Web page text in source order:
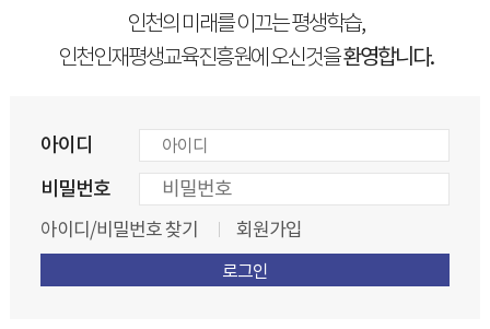
인천의 미래를 이끄는 평생학습,
인천인재평생교육진흥원에 오신것을환영합니다.
아이디
비밀번호
아이디/비밀번호 찾기 회원가입